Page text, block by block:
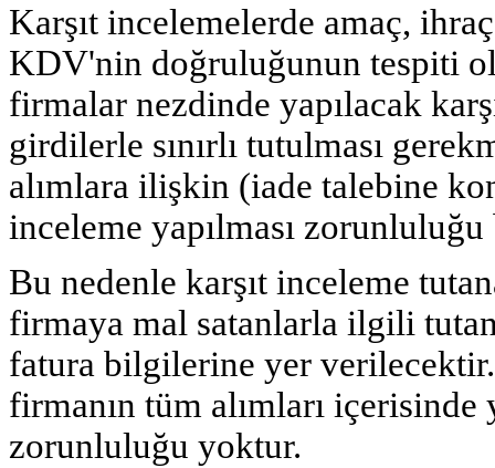
Karşıt incelemelerde amaç,
KDV'nin doğruluğunun tespiti
firmalar nezdinde yapılacak
girdilerle sınırlı tutulması
alımlara ilişkin (iade talebine
inceleme yapılması
Bu nedenle karşıt inceleme
firmaya mal satanlarla ilgili
fatura bilgilerine yer
firmanın tüm alımları
zorunluluğu yoktur.